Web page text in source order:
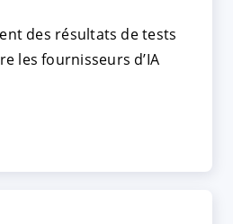
des résultats de tests
les fournisseurs d’IA